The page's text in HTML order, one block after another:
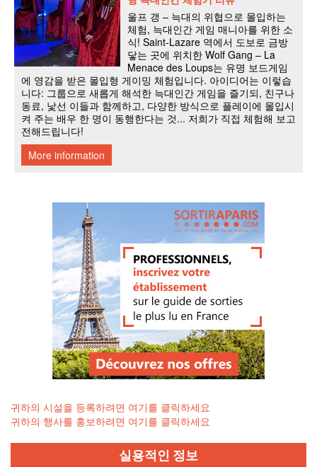
귀하의 시설을 등록하려면 여기를 클릭하세요
귀하의 행사를 홍보하려면 여기를 클릭하세요
실용적인 정보